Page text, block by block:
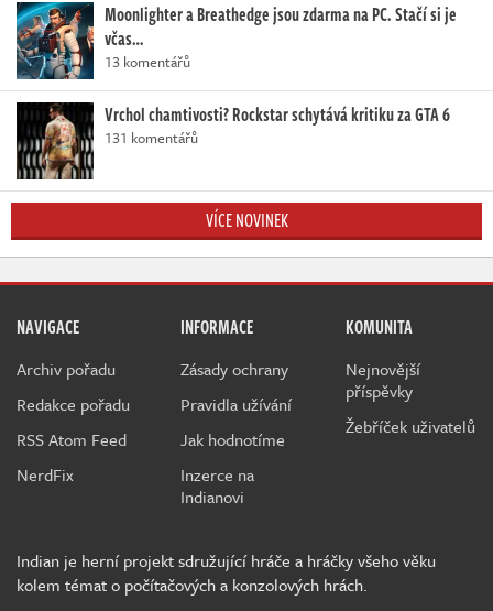
Moonlighter a Breathedge jsou zdarma na PC. Stačí si je
včas…
13 komentářů
Vrchol chamtivosti? Rockstar schytává kritiku za GTA 6
131 komentářů
VÍCE NOVINEK
NAVIGACE
Archiv pořadu
Redakce pořadu
RSS Atom Feed
NerdFix
INFORMACE
Zásady ochrany
Pravidla užívání
Jak hodnotíme
Inzerce na
Indianovi
KOMUNITA
Nejnovější
příspěvky
Žebříček uživatelů
Indian je herní projekt sdružující hráče a hráčky všeho věku
kolem témat o počítačových a konzolových hrách.